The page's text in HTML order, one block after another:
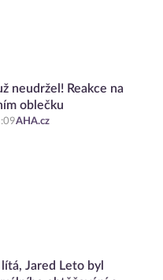
neudržel! Reakce na
oblečku
AHA.cz
Jared Leto byl